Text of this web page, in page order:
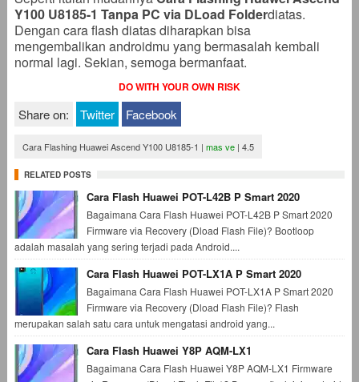
Y100 U8185-1 Tanpa PC via DLoad Folderdiatas.
Dengan cara flash diatas diharapkan bisa
mengembalikan androidmu yang bermasalah kembali
normal lagi. Sekian, semoga bermanfaat.
DO WITH YOUR OWN RISK
Share on: Twitter Facebook
Cara Flashing Huawei Ascend Y100 U8185-1 | mas ve | 4.5
RELATED POSTS
Cara Flash Huawei POT-L42B P Smart 2020
Bagaimana Cara Flash Huawei POT-L42B P Smart 2020
Firmware via Recovery (Dload Flash File)? Bootloop
adalah masalah yang sering terjadi pada Android....
Cara Flash Huawei POT-LX1A P Smart 2020
Bagaimana Cara Flash Huawei POT-LX1A P Smart 2020
Firmware via Recovery (Dload Flash File)? Flash
merupakan salah satu cara untuk mengatasi android yang...
Cara Flash Huawei Y8P AQM-LX1
Bagaimana Cara Flash Huawei Y8P AQM-LX1 Firmware